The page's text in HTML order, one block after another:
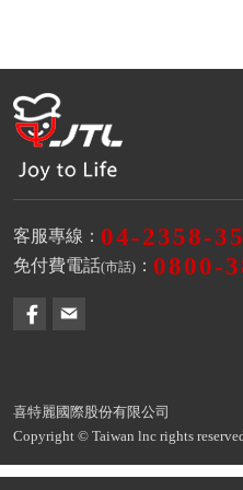
客服專線： 04-2358-
免付費電話(市話) ： 0800-
喜特麗國際股份有限公司
Copyright © Taiwan lnc rights